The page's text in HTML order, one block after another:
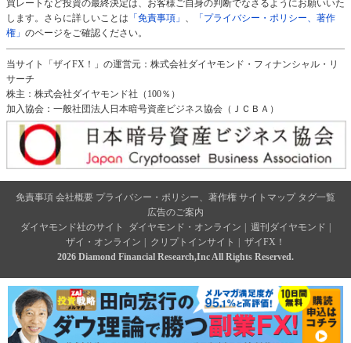
買レートなど投資の最終決定は、お客様ご自身の判断でなさるようにお願いいた
します。さらに詳しいことは 「免責事項」 、
「プライバシー・ポリシー、著作
権」 のページをご確認ください。
当サイト「ザイFX！」の運営元：株式会社ダイヤモンド・フィナンシャル・リ
サーチ
株主：株式会社ダイヤモンド社（100％）
加入協会：一般社団法人日本暗号資産ビジネス協会（ＪＣＢＡ）
免責事項 会社概要 プライバシー・ポリシー、著作権 サイトマップ タグ一覧
広告のご案内
ダイヤモンド社のサイト
ダイヤモンド・オンライン | 週刊ダイヤモンド |
ザイ・オンライン | クリプトインサイト | ザイFX！
2026 Diamond Financial Research,Inc All Rights Reserved.